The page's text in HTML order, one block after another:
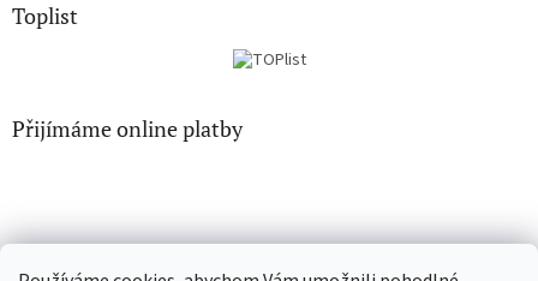
Toplist
Přijímáme online platby